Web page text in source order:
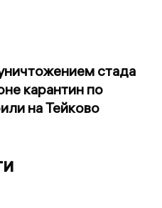
стада
карантин по
на Тейково